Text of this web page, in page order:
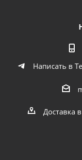
Написать в
Доставка